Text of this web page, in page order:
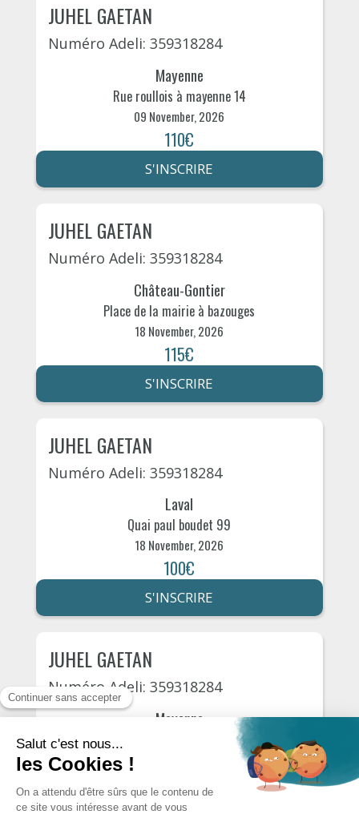
JUHEL GAETAN
Numéro Adeli: 359318284
Mayenne
Rue roullois à mayenne 14
09 November, 2026
110€
S'INSCRIRE
JUHEL GAETAN
Numéro Adeli: 359318284
Château-Gontier
Place de la mairie à bazouges
18 November, 2026
115€
S'INSCRIRE
JUHEL GAETAN
Numéro Adeli: 359318284
Laval
Quai paul boudet 99
18 November, 2026
100€
S'INSCRIRE
JUHEL GAETAN
Numéro Adeli: 359318284
Mayenne
Rue roullois à mayenne 14
110€
S'INSCRIRE